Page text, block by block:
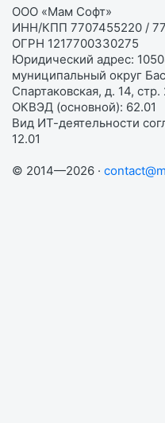
ООО «Мам Софт»
ИНН/КПП 7707455220 /
ОГРН 1217700330275
Юридический адрес:
муниципальный округ
Спартаковская, д. 14,
ОКВЭД (основной): 62.01
Вид ИТ-деятельности
12.01
© 2014—2026 ·